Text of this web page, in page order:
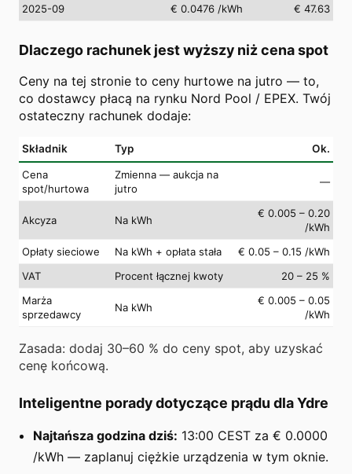
2025-09
€ 0.0476 /kWh € 47.63
Dlaczego rachunek jest wyższy niż cena spot
Ceny na tej stronie to ceny hurtowe na jutro — to,
co dostawcy płacą na rynku Nord Pool / EPEX. Twój
ostateczny rachunek dodaje:
Składnik Typ Ok.
Cena
spot/hurtowa
Zmienna — aukcja na
jutro
—
Akcyza Na kWh
€ 0.005 – 0.20
/kWh
Opłaty sieciowe
Na kWh + opłata stała
€ 0.05 – 0.15 /kWh
VAT
Procent łącznej kwoty
20 – 25 %
Marża
sprzedawcy
Na kWh
€ 0.005 – 0.05
/kWh
Zasada: dodaj 30–60 % do ceny spot, aby uzyskać
cenę końcową.
Inteligentne porady dotyczące prądu dla Ydre
Najtańsza godzina dziś: 13:00 CEST za € 0.0000
/kWh — zaplanuj ciężkie urządzenia w tym oknie.